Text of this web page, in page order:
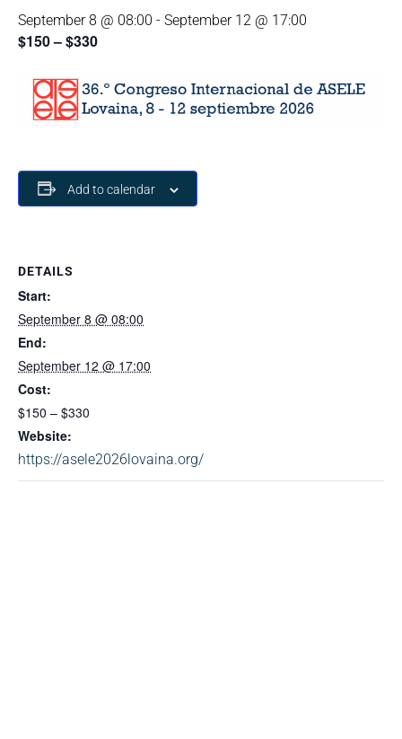
September 8 @ 08:00 - September 12 @ 17:00
$150 – $330
Add to calendar
DETAILS
Start:
September 8 @ 08:00
End:
September 12 @ 17:00
Cost:
$150 – $330
Website:
https://asele2026lovaina.org/